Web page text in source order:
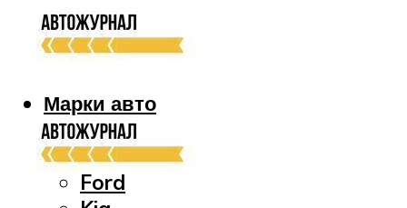
Марки авто
Audi
Bmw
Ford